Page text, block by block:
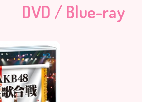
DVD / Blue-ray